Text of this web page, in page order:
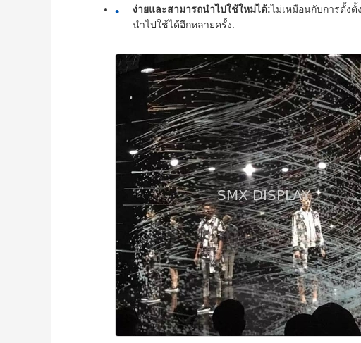
ง่ายและสามารถนําไปใช้ใหม่ได้:ไม่เหมือนกับการตั้ง
นําไปใช้ได้อีกหลายครั้ง.